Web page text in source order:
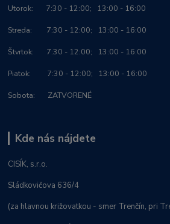
Utorok: 7:30 - 12:00; 13:00 - 16:00
Streda: 7:30 - 12:00; 13:00 - 16:00
Štvrtok: 7:30 - 12:00; 13:00 - 16:00
Piatok: 7:30 - 12:00; 13:00 - 16:00
Sobota: ZATVORENÉ
Kde nás nájdete
CISÍK, s.r.o.
Sládkovičova 636/4
(za hlavnou križovatkou - smer Trenčín, pri